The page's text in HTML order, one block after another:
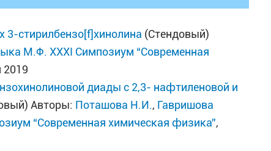
стирилбензо[f]хинолина (Стендовый)
М.Ф. XXXI Симпозиум “Современная
2019
диады с 2,3- нафтиленовой и
Авторы: Поташова Н.И., Гавришова
“Современная химическая физика”,